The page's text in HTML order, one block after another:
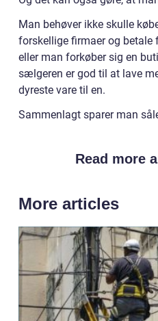
Man behøver ikke skulle
forskellige firmaer og betale
eller man forkøber sig en
sælgeren er god til at lave
dyreste vare til en.
Sammenlagt sparer man
Read more
More articles